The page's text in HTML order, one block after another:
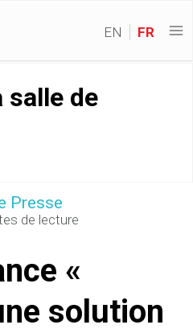
EN FR
salle de
Presse
de lecture
«
solution